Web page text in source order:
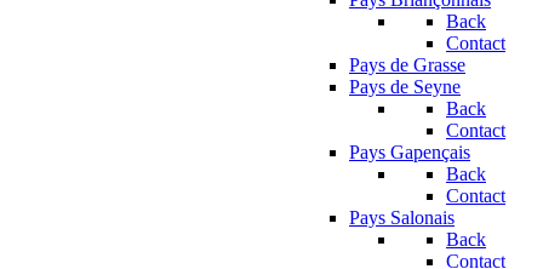
Back
Contact
Pays de Grasse
Pays de Seyne
Back
Contact
Pays Gapençais
Back
Contact
Pays Salonais
Back
Contact